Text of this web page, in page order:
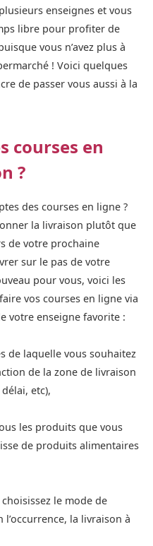
enseignes et vous
libre pour profiter de
vous n’avez plus à
! Voici quelques
de passer vous aussi à la
courses en
?
des courses en ligne ?
la livraison plutôt que
de votre prochaine
sur le pas de votre
pour vous, voici les
vos courses en ligne via
votre enseigne favorite :
de laquelle vous souhaitez
de la zone de livraison
etc),
les produits que vous
de produits alimentaires
le mode de
la livraison à